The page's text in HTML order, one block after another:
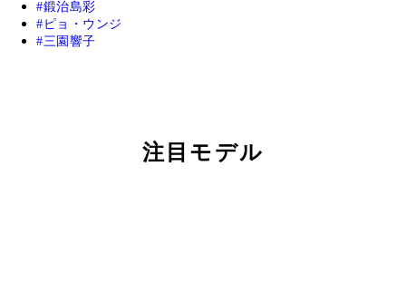
鍛治島彩
ピョ・ウンジ
三園響子
注目モデル